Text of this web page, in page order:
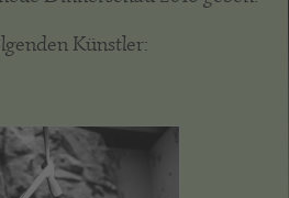
Künstler: